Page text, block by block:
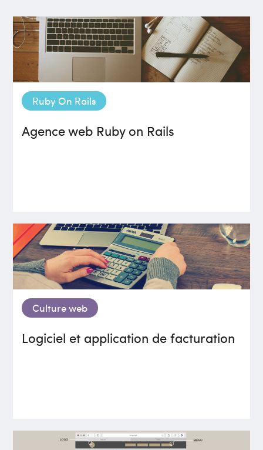
Ruby On Rails
Agence web Ruby on Rails
Culture web
Logiciel et application de facturation